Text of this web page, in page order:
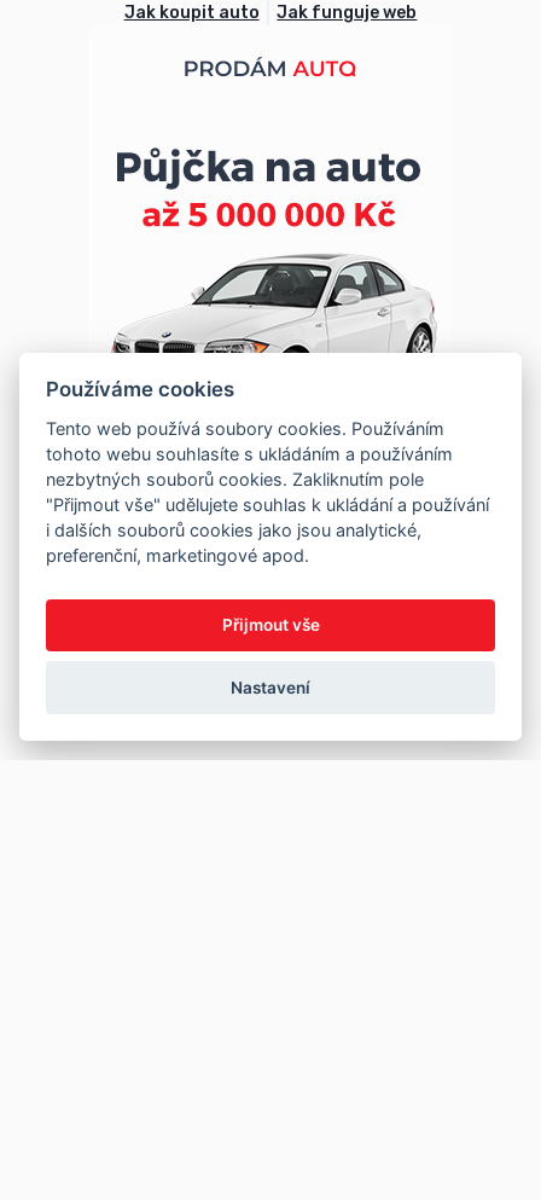
Jak koupit auto Jak funguje web
Používáme cookies
Tento web používá soubory cookies. Používáním
tohoto webu souhlasíte s ukládáním a používáním
nezbytných souborů cookies. Zakliknutím pole
"Přijmout vše" udělujete souhlas k ukládání a používání
i dalších souborů cookies jako jsou analytické,
preferenční, marketingové apod.
Přijmout vše
Nastavení